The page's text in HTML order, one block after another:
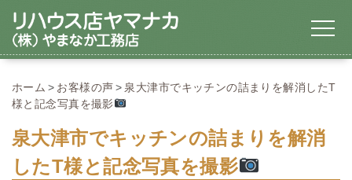
ホーム お客様の声
泉大津市でキッチンの詰まりを解消したT
様と記念写真を撮影
泉大津市でキッチンの詰まりを解消
したT様と記念写真を撮影